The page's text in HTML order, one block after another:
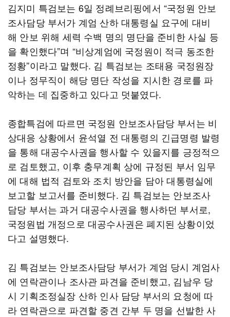
김지미 특검보는 6일 정례브리핑에서 “국정원 안보
조사담당 부서가 계엄 산하 대통령실 요구에 대비
해 안보 위해 세력 수백 명의 명단을 준비한 사실 등
을 확인했다”며 “비상계엄에 국정원이 적극 동조한
정황”이라고 말했다. 김 특검보는 조태용 국정원장
이나 정무직이 해당 명단 작성을 지시한 경로를 파
악하는 데 집중하고 있다고 덧붙였다.
종합특검에 따르면 국정원 안보조사담당 부서는 비
상대응 상황에서 윤석열 전 대통령의 긴급명령 발령
을 통해 대공수사권을 행사할 수 있을지를 긍정적으
로 검토했고, 이후 충무계획 상에 규정된 부서 임무
에 대해 법적 검토와 조치 방안을 담아 대통령실에
보고할 보고서를 준비했다. 김 특검보는 안보조사
담당 부서는 과거 대공수사권을 행사하던 부서로,
국정원법 개정으로 대공수사권은 폐지된 상황이었
다고 설명했다.
김 특검보는 안보조사담당 부서가 계엄 당시 계엄사
에 연락관이나 조사관 파견을 준비했고, 김남우 당
시 기획조정실장 산하 인사 담당 부서의 요청에 따
라 연락관으로 파견할 중견 간부 두 명을 선발한 사